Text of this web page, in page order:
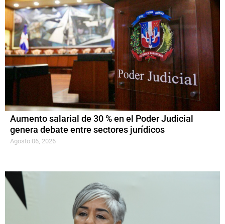
Aumento salarial de 30 % en el Poder Judicial
genera debate entre sectores jurídicos
Agosto 06, 2026